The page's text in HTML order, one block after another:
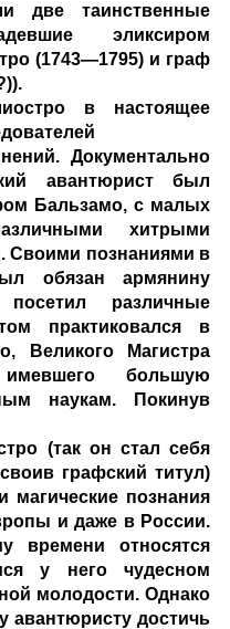
две таинственные
эликсиром
(1743—1795) и граф
в настоящее
Документально
авантюрист был
Бальзамо, с малых
хитрыми
Своими познаниями в
обязан армянину
различные
практиковался в
Великого Магистра
большую
наукам. Покинув
(так он стал себя
графский титул)
магические познания
и даже в России.
времени относятся
у него чудесном
молодости. Однако
авантюристу достичь